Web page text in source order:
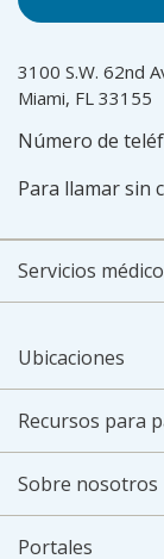
3100 S.W. 62nd
Miami, FL 33155
Número de
Para llamar sin
Servicios
Ubicaciones
Recursos para
Sobre nosotros
Portales